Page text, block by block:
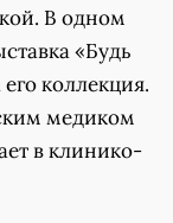
В одном
«Будь
коллекция.
медиком
в клинико-